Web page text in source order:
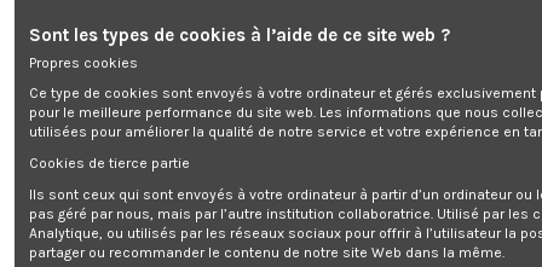
Anti calcaire pour machine à laver
Sont les types de cookies à l’aide de ce site web ?
Propres cookies
Ce type de cookies sont envoyés à votre ordinateur et gérés exclusivement
pour le meilleure performance du site web. Les informations que nous
utilisées pour améliorer la qualité de notre service et votre expérience en
Cookies de tierce partie
Ils sont ceux qui sont envoyés à votre ordinateur à partir d’un ordinateur ou
pas géré par nous, mais par l’autre institution collaboratrice. Utilisé par les
Analytique, ou utilisés par les réseaux sociaux pour offrir à l’utilisateur la
partager ou recommander le contenu de notre site Web dans la même.